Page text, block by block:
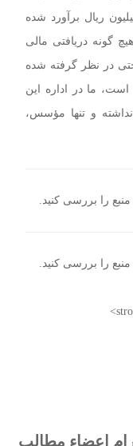
ریال برآورد شده
گونه دریافتی مالی
در نظر گرفته شده
است، ما در اداره این
و تنها مؤسس،
را بررسی کنید.
را بررسی کنید.
اعضاء مطالب